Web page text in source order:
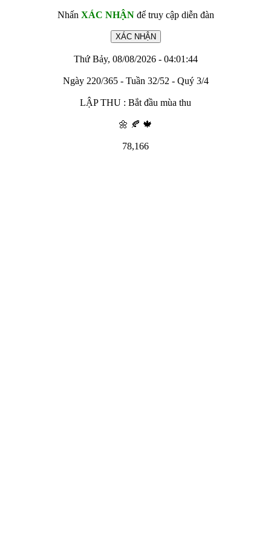
Nhấn XÁC NHẬNđể truy cập diễn đàn
Thứ Bảy, 08/08/2026 - 04:01:44
Ngày 220/365 - Tuần 32/52 - Quý 3/4
LẬP THU : Bắt đầu mùa thu
🌼 🍂 🍁
78,166